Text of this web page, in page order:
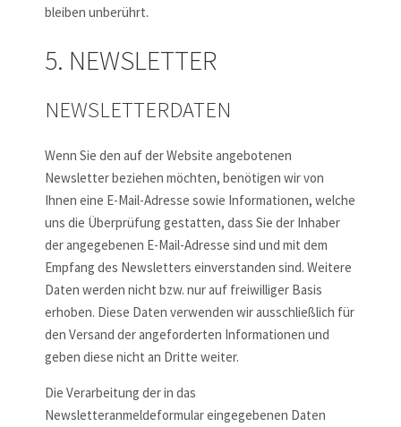
bleiben unberührt.
5. NEWSLETTER
NEWSLETTER­DATEN
Wenn Sie den auf der Website angebotenen
Newsletter beziehen möchten, benötigen wir von
Ihnen eine E-Mail-Adresse sowie Informationen, welche
uns die Überprüfung gestatten, dass Sie der Inhaber
der angegebenen E-Mail-Adresse sind und mit dem
Empfang des Newsletters einverstanden sind. Weitere
Daten werden nicht bzw. nur auf freiwilliger Basis
erhoben. Diese Daten verwenden wir ausschließlich für
den Versand der angeforderten Informationen und
geben diese nicht an Dritte weiter.
Die Verarbeitung der in das
Newsletteranmeldeformular eingegebenen Daten